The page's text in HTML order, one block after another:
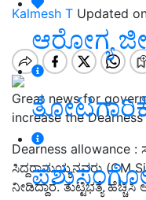
ಆರೋಗ್ಯ
Kalmesh T Updated
Great news for
increase the
Dearness allowance
ಸಿದ್ದರಾಮಯ್ಯನವರು (CM
ನೀಡಿದ್ದಾರೆ. ತುಟ್ಟಿಭತ್ಯೆ